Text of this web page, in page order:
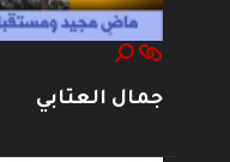
جمال العتابي